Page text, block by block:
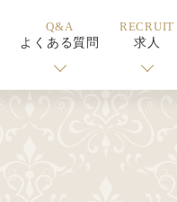
Q&A
よくある質問
RECRUIT
求人